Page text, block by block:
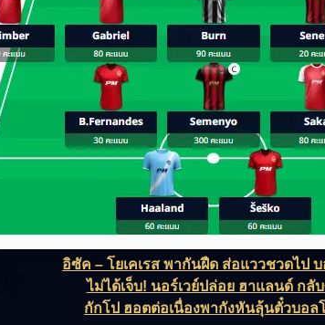
อิซัค – โยเคเรส พากันฝืด ส่อแววชวดไป
ไม่ได้เจ็บ! นอร์เวย์ปล่อย ฮาแลนด์ กลั
กักโป ฮอตต่อเนื่องพากังหันลุ้นตั๋วบอล